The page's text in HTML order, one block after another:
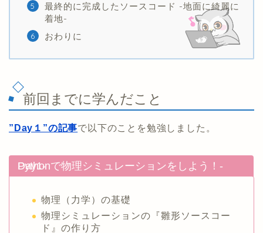
最終的に完成したソースコード -地面に綺麗に
着地-
おわりに
前回までに学んだこと
”Day１”の記事で以下のことを勉強しました。
Pythonで物理シミュレーションをしよう！-Day1-
物理（力学）の基礎
物理シミュレーションの『雛形ソースコー
ド』の作り方